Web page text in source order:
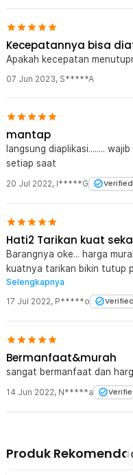
Kecepatannya bisa
Apakah kecepatan
07 Jun 2023, S*****A
mantap
langsung diaplikasi........
setiap saat
20 Jul 2022, I*****G
Hati2 Tarikan kuat
Barangnya oke... harga
kuatnya tarikan bikin tutup
keras kayak nutup pintunya
sliding kaca hati2 bisa bikin
Selengkapnya
17 Jul 2022, P*****o
Bermanfaat&murah
sangat bermanfaat dan
14 Jun 2022, N*****a
Produk